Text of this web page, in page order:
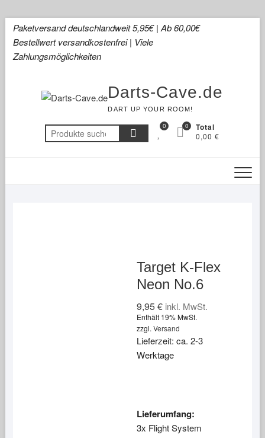
Skip
content
Paketversand deutschlandweit 5,95€ | Ab 60,00€
Bestellwert versandkostenfrei | Viele
Zahlungsmöglichkeiten
Darts-Cave.de
DART UP YOUR ROOM!
Suchen
nach:
0 Total
0,00 €
0
Target K-Flex
Neon No.6
9,95€ inkl. MwSt.
Enthält 19% MwSt.
zzgl. Versand
Lieferzeit: ca. 2-3
Werktage
Lieferumfang:
3x Flight System